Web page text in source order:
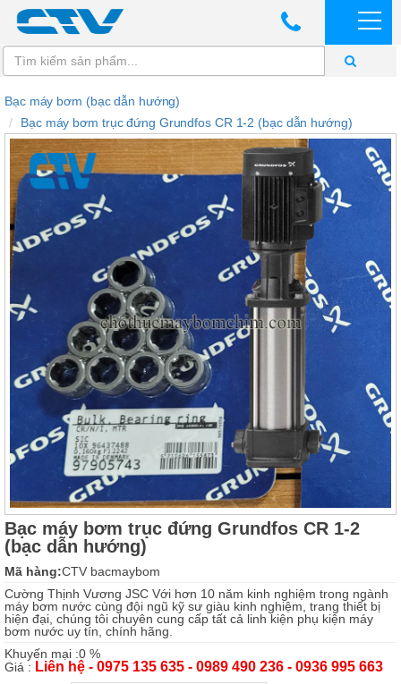
Bạc máy bơm (bạc dẫn hướng)
Bạc máy bơm trục đứng Grundfos CR 1-2 (bạc dẫn hướng)
Bạc máy bơm trục đứng Grundfos CR 1-2
(bạc dẫn hướng)
Mã hàng:CTV bacmaybom
Cường Thịnh Vương JSC Với hơn 10 năm kinh nghiệm trong ngành
máy bơm nước cùng đội ngũ kỹ sư giàu kinh nghiệm, trang thiết bị
hiện đại, chúng tôi chuyên cung cấp tất cả linh kiện phụ kiện máy
bơm nước uy tín, chính hãng.
Khuyến mại :0 %
Giá : Liên hệ - 0975 135 635 - 0989 490 236 - 0936 995 663